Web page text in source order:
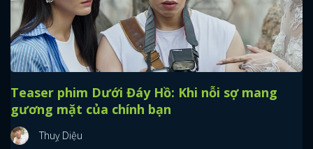
Teaser phim Dưới Đáy Hồ: Khi nỗi sợ mang
gương mặt của chính bạn
Thuỵ Diệu